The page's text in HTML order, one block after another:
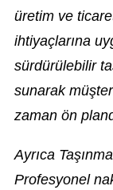
üretim ve
ihtiyaçlarına
sürdürülebilir
sunarak
zaman ön
Ayrıca
Profesyonel